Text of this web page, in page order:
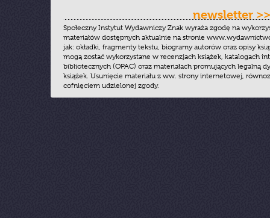
newsletter >>
Społeczny Instytut Wydawniczy Znak wyraża zgodę na
materiałów dostępnych aktualnie na stronie
jak: okładki, fragmenty tekstu, biogramy autorów oraz opisy
mogą zostać wykorzystane w recenzjach książek, katalogach
bibliotecznych (OPAC) oraz materiałach promujących legalną
książek. Usunięcie materiału z ww. strony internetowej,
cofnięciem udzielonej zgody.